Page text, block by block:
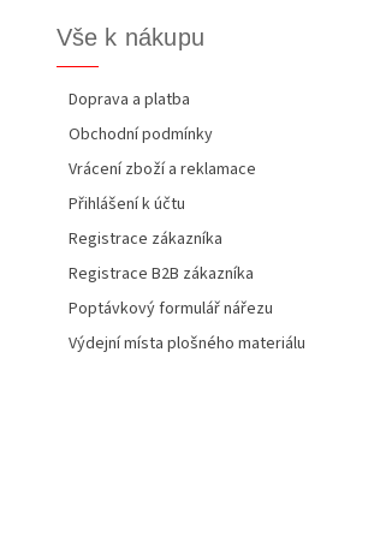
Vše k nákupu
Doprava a platba
Obchodní podmínky
Vrácení zboží a reklamace
Přihlášení k účtu
Registrace zákazníka
Registrace B2B zákazníka
Poptávkový formulář nářezu
Výdejní místa plošného materiálu